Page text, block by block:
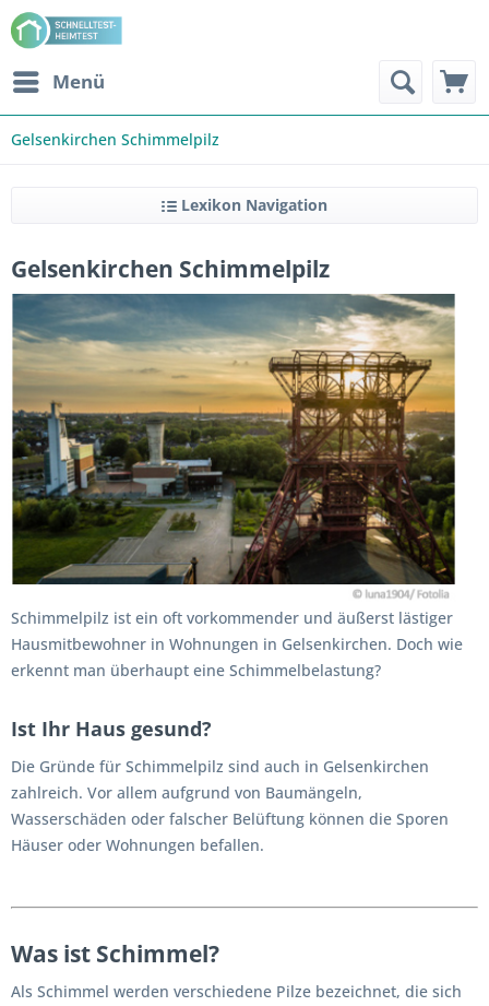
Menü
Gelsenkirchen Schimmelpilz
Lexikon Navigation
Gelsenkirchen Schimmelpilz
Schimmelpilz ist ein oft vorkommender und äußerst lästiger
Hausmitbewohner in Wohnungen in Gelsenkirchen. Doch wie
erkennt man überhaupt eine Schimmelbelastung?
Ist Ihr Haus gesund?
Die Gründe für Schimmelpilz sind auch in Gelsenkirchen
zahlreich. Vor allem aufgrund von Baumängeln,
Wasserschäden oder falscher Belüftung können die Sporen
Häuser oder Wohnungen befallen.
Was ist Schimmel?
Als Schimmel werden verschiedene Pilze bezeichnet, die sich